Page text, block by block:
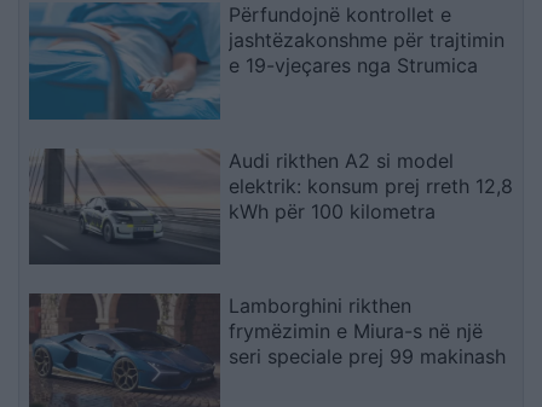
Përfundojnë kontrollet e
jashtëzakonshme për trajtimin
e 19-vjeçares nga Strumica
Audi rikthen A2 si model
elektrik: konsum prej rreth 12,8
kWh për 100 kilometra
Lamborghini rikthen
frymëzimin e Miura-s në një
seri speciale prej 99 makinash